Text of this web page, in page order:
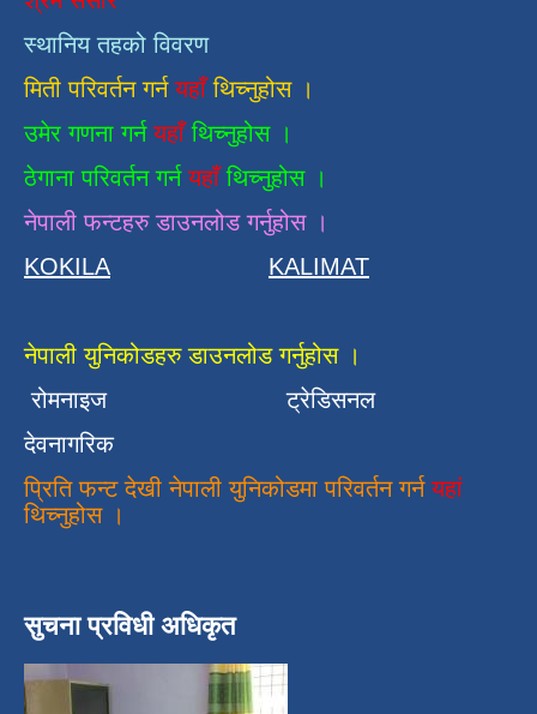
स्थानिय तहको विवरण
मिती परिवर्तन गर्न यहाँ थिच्नुहोस ।
उमेर गणना गर्नयहाँथिच्नुहोस ।
ठेगाना परिवर्तन गर्नयहाँ थिच्नुहोस ।
नेपाली फन्टहरु डाउनलोड गर्नुहोस ।
KOKILA
KALIMAT
नेपाली युनिकोडहरु डाउनलोड गर्नुहोस ।
रोमनाइज
ट्रेडिसनल
देवनागरिक
प्रिति फन्ट देखी नेपाली युनिकोडमा परिवर्तन गर्न यहां
थिच्नुहोस ।
सुचना प्रविधी अधिकृत